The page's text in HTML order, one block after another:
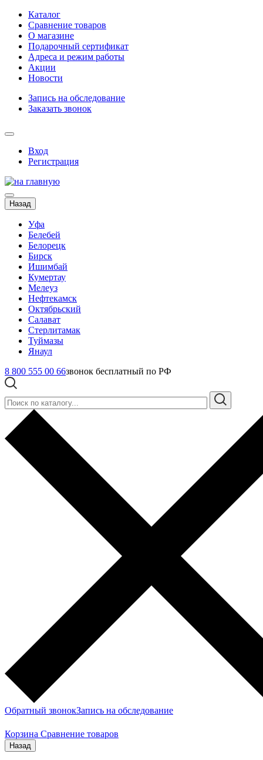
Каталог
Сравнение товаров
О магазине
Подарочный сертификат
Адреса и режим работы
Акции
Новости
Запись на обследование
Заказать звонок
Вход
Регистрация
Назад
Уфа
Белебей
Белорецк
Бирск
Ишимбай
Кумертау
Мелеуз
Нефтекамск
Октябрьский
Салават
Стерлитамак
Туймазы
Янаул
8 800 555 00 66звонок бесплатный по РФ
Обратный звонокЗапись на обследование
Корзина Сравнение товаров
Назад